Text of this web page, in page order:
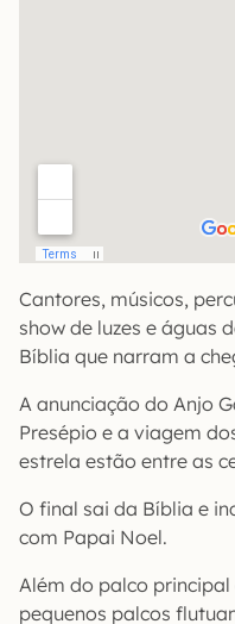
Cantores, músicos,
show de luzes e águas
Bíblia que narram a
A anunciação do Anjo
Presépio e a viagem
estrela estão entre as
O final sai da Bíblia e
com Papai Noel.
Além do palco
pequenos palcos